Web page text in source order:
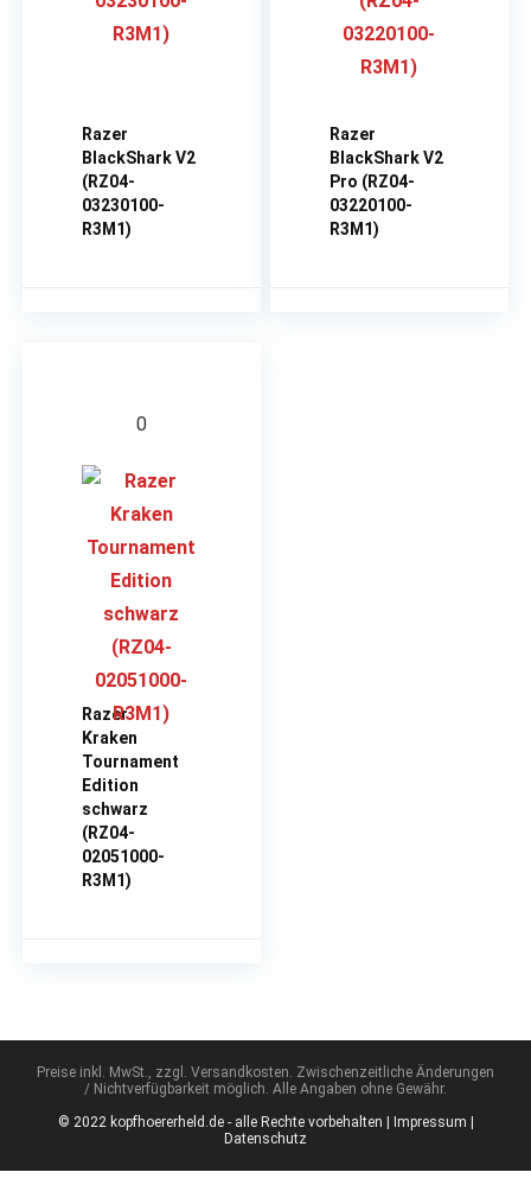
Razer
BlackShark V2
(RZ04-
03230100-
R3M1)
Razer
BlackShark V2
Pro (RZ04-
03220100-
R3M1)
0
Razer
Kraken
Tournament
Edition
schwarz
(RZ04-
02051000-
R3M1)
Preise inkl. MwSt., zzgl. Versandkosten. Zwischenzeitliche Änderungen
/ Nichtverfügbarkeit möglich. Alle Angaben ohne Gewähr.
© 2022 kopfhoererheld.de - alle Rechte vorbehalten |
Impressum
Datenschutz